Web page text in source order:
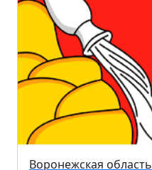
Воронежская область